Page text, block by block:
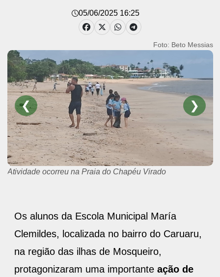
05/06/2025 16:25
Foto: Beto Messias
❮ ❯
Atividade ocorreu na Praia do Chapéu Virado
Os alunos da Escola Municipal María
Clemildes, localizada no bairro do Caruaru,
na região das ilhas de Mosqueiro,
protagonizaram uma importante ação de